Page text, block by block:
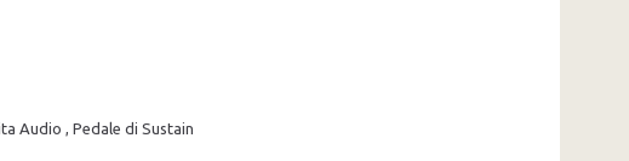
Audio , Pedale di Sustain